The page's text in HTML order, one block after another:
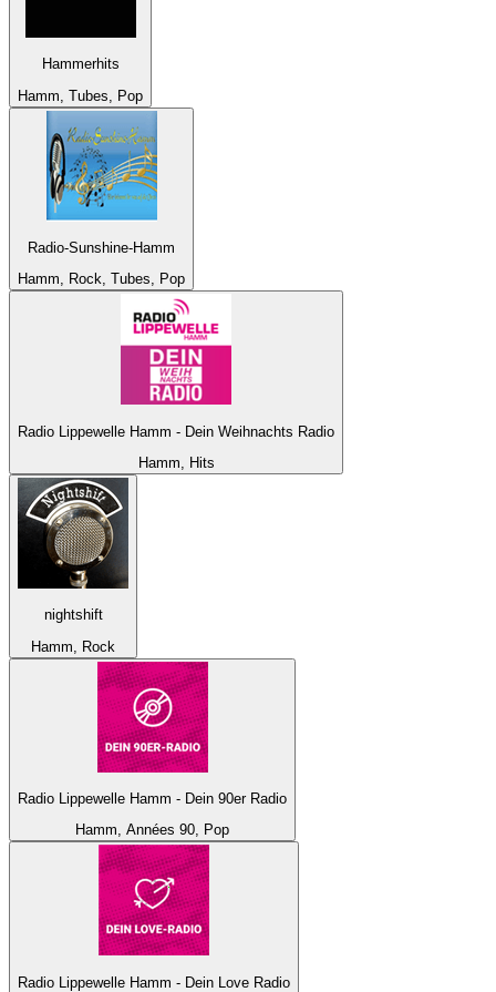
Hammerhits
Hamm, Tubes, Pop
Radio-Sunshine-Hamm
Hamm, Rock, Tubes, Pop
Radio Lippewelle Hamm - Dein Weihnachts Radio
Hamm, Hits
nightshift
Hamm, Rock
Radio Lippewelle Hamm - Dein 90er Radio
Hamm, Années 90, Pop
Radio Lippewelle Hamm - Dein Love Radio